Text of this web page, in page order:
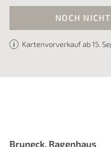
NOCH
Kartenvorverkauf ab 15.
Bruneck, Ragenhaus